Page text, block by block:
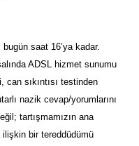
bugün saat 16’ya kadar.
ADSL hizmet sunumu
sıkıntısı testinden
nazik cevap/yorumlarını
tartışmamızın ana
ilişkin bir tereddüdümü